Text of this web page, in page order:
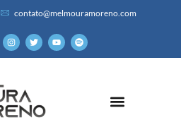
contato@melmouramoreno.com